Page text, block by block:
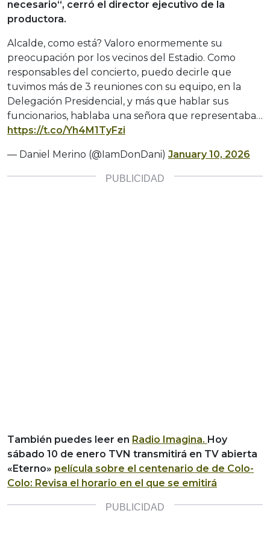
necesario“, cerró el director ejecutivo de la
productora.
Alcalde, como está? Valoro enormemente su
preocupación por los vecinos del Estadio. Como
responsables del concierto, puedo decirle que
tuvimos más de 3 reuniones con su equipo, en la
Delegación Presidencial, y más que hablar sus
funcionarios, hablaba una señora que representaba…
https://t.co/Yh4M1TyFzi
— Daniel Merino (@IamDonDani) January 10, 2026
También puedes leer en Radio Imagina. Hoy
sábado 10 de enero TVN transmitirá en TV abierta
«Eterno» película sobre el centenario de de Colo-
Colo: Revisa el horario en el que se emitirá